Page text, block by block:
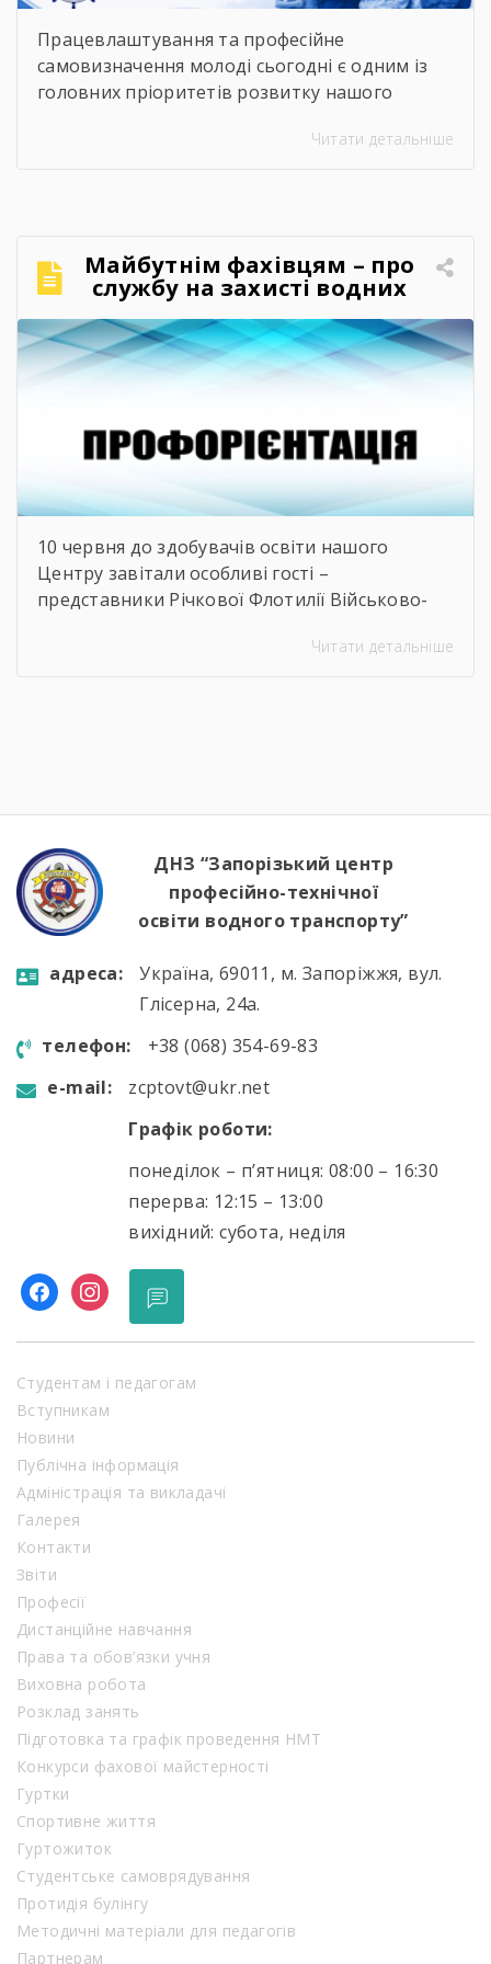
Працевлаштування та професійне
самовизначення молоді сьогодні є одним із
головних пріоритетів розвитку нашого
правила, потребуючи вмотивованих і
обрати, де знайти перше робоче місце та як
правильно налагодити контакт із майбутніми
роботодавцями. Саме з метою допомогти
молоді […]
Читати детальніше
Майбутнім фахівцям – про
службу на захисті водних
10 червня до здобувачів освіти нашого
Центру завітали особливі гості –
представники Річкової Флотилії Військово-
зустрічі студенти дізналися про особливості
загрозам;🔹 можливості професійного […]
Читати детальніше
ДНЗ “Запорізький центр
професійно-технічної
освіти водного транспорту”
aдресa:
Україна, 69011, м. Запоріжжя, вул.
Глісерна, 24а.
телефон:
+38 (068) 354-69-83
e-mail:
zcptovt@ukr.net
Графік роботи:
понеділок – п’ятниця: 08:00 – 16:30
перерва: 12:15 – 13:00
вихідний: субота, неділя
facebookinstagram
Студентам і педагогам
Вступникам
Новини
Публічна інформація
Адміністрація та викладачі
Галерея
Контакти
Звіти
Професії
Дистанційне навчання
Права та обов’язки учня
Виховна робота
Розклад занять
Підготовка та графік проведення НМТ
Конкурси фахової майстерності
Гуртки
Спортивне життя
Гуртожиток
Студентське самоврядування
Протидія булінгу
Методичні матеріали для педагогів
Партнерам